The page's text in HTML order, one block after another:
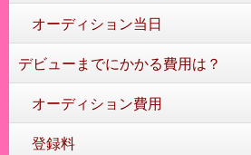
オーディション当日
デビューまでにかかる費用は？
オーディション費用
登録料